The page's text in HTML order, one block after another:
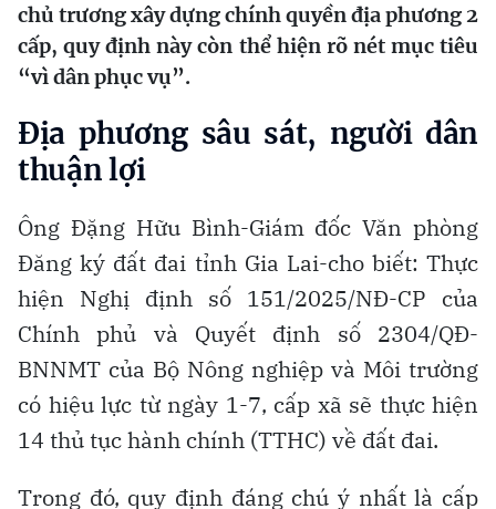
chủ trương xây dựng chính quyền địa phương 2
cấp, quy định này còn thể hiện rõ nét mục tiêu
“vì dân phục vụ”.
Địa phương sâu sát, người dân
thuận lợi
Ông Đặng Hữu Bình-Giám đốc Văn phòng
Đăng ký đất đai tỉnh Gia Lai-cho biết: Thực
hiện Nghị định số 151/2025/NĐ-CP của
Chính phủ và Quyết định số 2304/QĐ-
BNNMT của Bộ Nông nghiệp và Môi trường
có hiệu lực từ ngày 1-7, cấp xã sẽ thực hiện
14 thủ tục hành chính (TTHC) về đất đai.
Trong đó, quy định đáng chú ý nhất là cấp